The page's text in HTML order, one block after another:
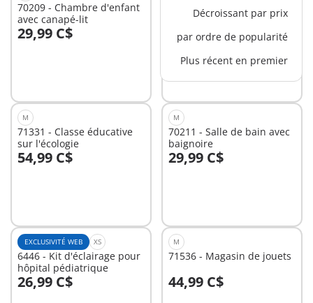
Décroissant par prix
par ordre de popularité
Plus récent en premier
70209 - Chambre d'enfant
avec canapé-lit
29,99 C$
Au panier
71441 - Roulotte café
boutique
89,99 C$
Au panier
M
71331 - Classe éducative
sur l'écologie
54,99 C$
Au panier
M
70211 - Salle de bain avec
baignoire
29,99 C$
Au panier
EXCLUSIVITÉ WEB XS
6446 - Kit d'éclairage pour
hôpital pédiatrique
26,99 C$
Au panier
M
71536 - Magasin de jouets
44,99 C$
Au panier